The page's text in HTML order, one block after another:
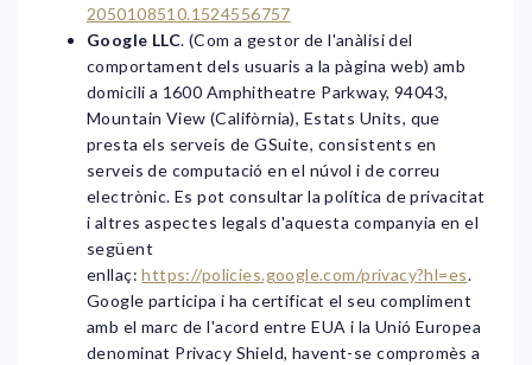
2050108510.1524556757
Google LLC. (Com a gestor de l'anàlisi del
comportament dels usuaris a la pàgina web) amb
domicili a 1600 Amphitheatre Parkway, 94043,
Mountain View (Califòrnia), Estats Units, que
presta els serveis de GSuite, consistents en
serveis de computació en el núvol i de correu
electrònic. Es pot consultar la política de privacitat
i altres aspectes legals d'aquesta companyia en el
següent
enllaç:https://policies.google.com/privacy?hl=es.
Google participa i ha certificat el seu compliment
amb el marc de l'acord entre EUA i la Unió Europea
denominat Privacy Shield, havent-se compromès a